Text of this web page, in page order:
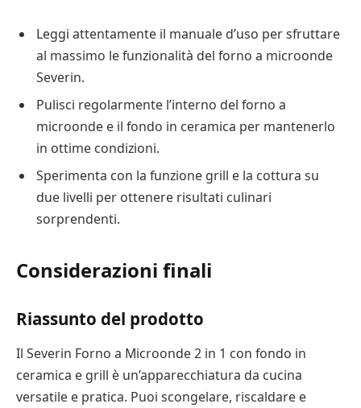
Leggi attentamente il manuale d’uso per sfruttare
al massimo le funzionalità del forno a microonde
Severin.
Pulisci regolarmente l’interno del forno a
microonde e il fondo in ceramica per mantenerlo
in ottime condizioni.
Sperimenta con la funzione grill e la cottura su
due livelli per ottenere risultati culinari
sorprendenti.
Considerazioni finali
Riassunto del prodotto
Il Severin Forno a Microonde 2 in 1 con fondo in
ceramica e grill è un’apparecchiatura da cucina
versatile e pratica. Puoi scongelare, riscaldare e